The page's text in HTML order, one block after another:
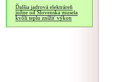
Ďalšia jadrová elektráreň
južne od Slovenska musela
kvôli teplu znížiť výkon